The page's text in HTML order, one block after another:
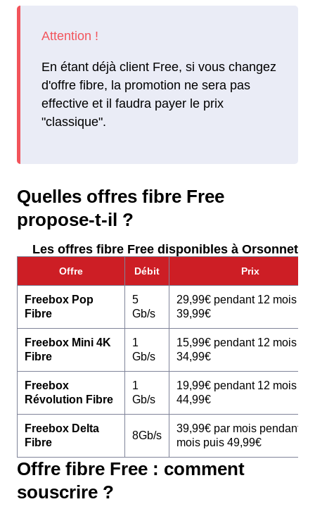
En étant déjà client Free, si vous changez
d'offre fibre, la promotion ne sera pas
effective et il faudra payer le prix
"classique".
Quelles offres fibre Free
propose-t-il ?
Les offres fibre Free disponibles à Orsonnette
Offre Débit Prix
Freebox Pop
Fibre
5
Gb/s
29,99€ pendant 12 mois
39,99€
Freebox Mini 4K
Fibre
1
Gb/s
15,99€ pendant 12 mois
34,99€
Freebox
Révolution Fibre
1
Gb/s
19,99€ pendant 12 mois
44,99€
Freebox Delta
Fibre
8Gb/s
39,99€ par mois pendant 12
mois puis 49,99€
Offre fibre Free : comment
souscrire ?